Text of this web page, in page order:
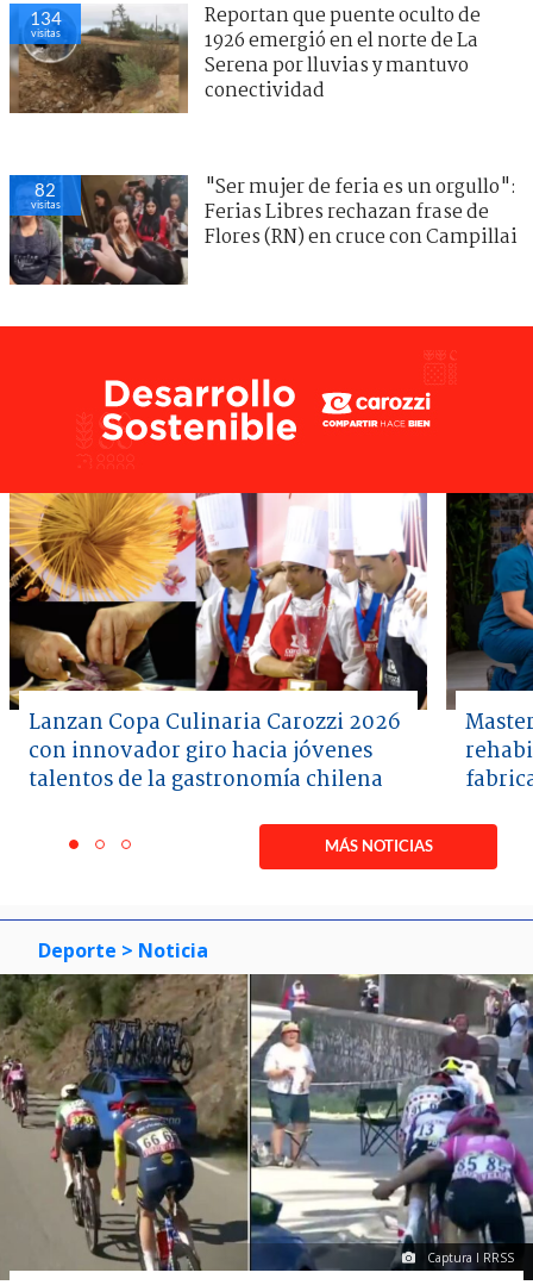
134
visitas
Reportan que puente oculto de
1926 emergió en el norte de La
Serena por lluvias y mantuvo
conectividad
82
visitas
"Ser mujer de feria es un orgullo":
Ferias Libres rechazan frase de
Flores (RN) en cruce con Campillai
Lanzan Copa Culinaria Carozzi 2026
con innovador giro hacia jóvenes
talentos de la gastronomía chilena
itemitemitem
MÁS NOTICIAS
Deporte > Noticia
Captura I RRSS